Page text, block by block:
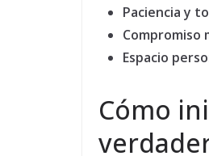
Paciencia y
Compromiso
Espacio
Cómo